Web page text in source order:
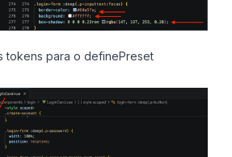
tokens para o definePreset